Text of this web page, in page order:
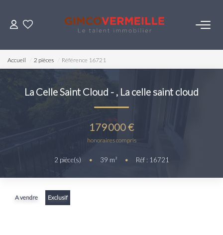
ACHETER
LOUER
ESTIMER
Accueil 2 pièces Référence 16721
La Celle Saint Cloud - , La celle saint cloud
179 000 €
honoraires compris
2 pièce(s) • 39 m² • Réf : 16721
A vendre Exclusif